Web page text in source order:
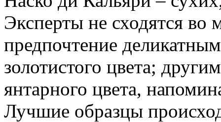
Эксперты не сходятся во
предпочтение
золотистого цвета;
янтарного цвета,
Лучшие образцы